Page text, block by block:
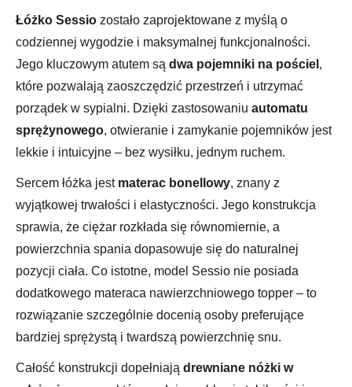
Łóżko Sessio zostało zaprojektowane z myślą o
codziennej wygodzie i maksymalnej funkcjonalności.
Jego kluczowym atutem są dwa pojemniki na pościel ,
które pozwalają zaoszczędzić przestrzeń i utrzymać
porządek w sypialni. Dzięki zastosowaniu automatu
sprężynowego, otwieranie i zamykanie pojemników jest
lekkie i intuicyjne – bez wysiłku, jednym ruchem.
Sercem łóżka jest materac bonellowy, znany z
wyjątkowej trwałości i elastyczności. Jego konstrukcja
sprawia, że ciężar rozkłada się równomiernie, a
powierzchnia spania dopasowuje się do naturalnej
pozycji ciała. Co istotne, model Sessio nie posiada
dodatkowego materaca nawierzchniowego topper – to
rozwiązanie szczególnie docenią osoby preferujące
bardziej sprężystą i twardszą powierzchnię snu.
Całość konstrukcji dopełniają drewniane nóżki w